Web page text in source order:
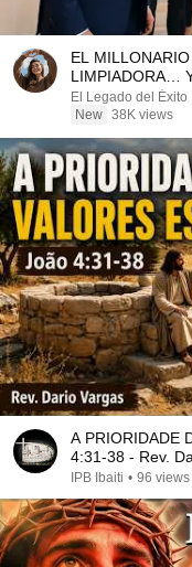
EL
LIMPIADORA…
El Legado del Éxito
New 38K views
A PRIORIDADE
4:31-38 - Rev.
IPB Ibaiti • 96 views